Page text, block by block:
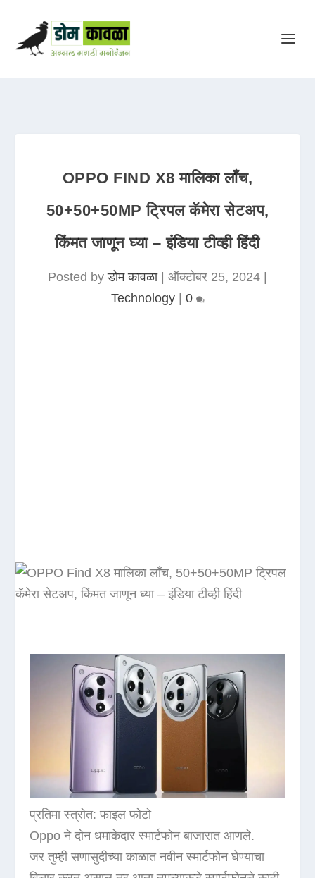
OPPO FIND X8 मालिका लाँच,
50+50+50MP ट्रिपल कॅमेरा सेटअप,
किंमत जाणून घ्या – इंडिया टीव्ही हिंदी
Posted byडोम कावळा| ऑक्टोबर 25, 2024
Technology| 0
प्रतिमा स्त्रोत: फाइल फोटो
Oppo ने दोन धमाकेदार स्मार्टफोन बाजारात आणले.
जर तुम्ही सणासुदीच्या काळात नवीन स्मार्टफोन घेण्याचा